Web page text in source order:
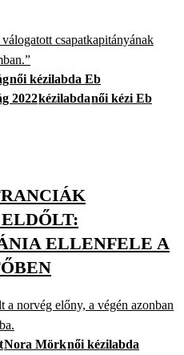
csapatkapitányának
női kézilabda Eb
2022kézilabdanői kézi Eb
ELLENFELE A
norvég előny, a végén azonban
Nora Mörknői kézilabda